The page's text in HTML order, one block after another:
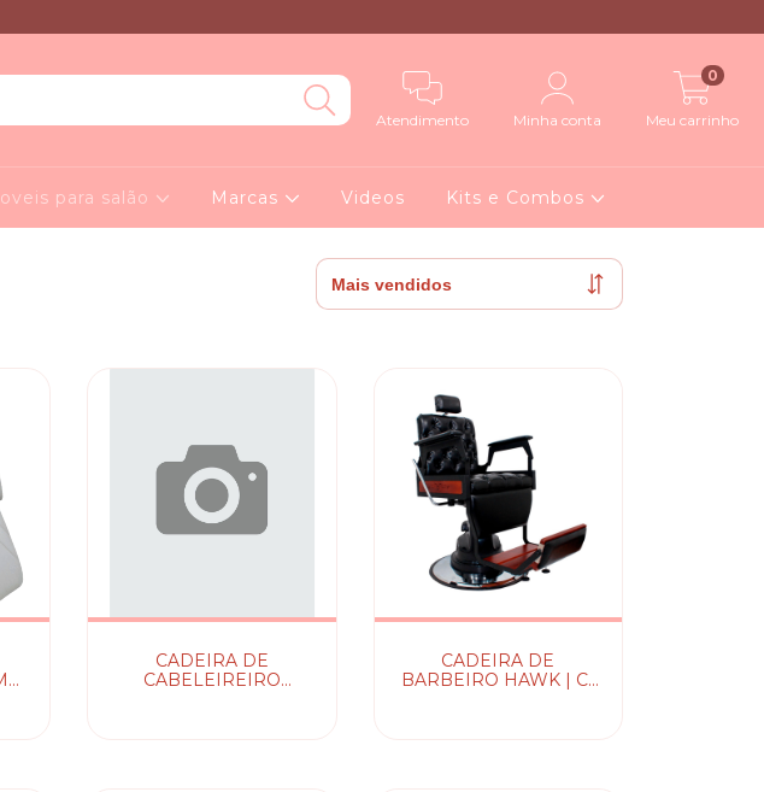
Atendimento Minha conta Meu carrinho
0
para salão Marcas Videos Kits e Combos
CADEIRA DE
CABELEIREIRO
CADEIRA DE
BARBEIRO HAWK | C/